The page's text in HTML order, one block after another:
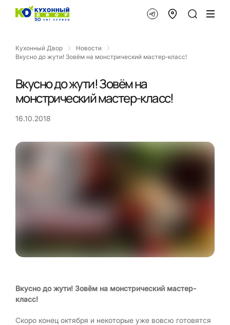
Кухонный Двор
Новости
Вкусно до жути! Зовём на монстрический мастер-класс!
Вкусно до жути! Зовём на
монстрический мастер-класс!
16.10.2018
Вкусно до жути! Зовём на монстрический мастер-
класс!
Скоро конец октября и некоторые уже вовсю готовятся